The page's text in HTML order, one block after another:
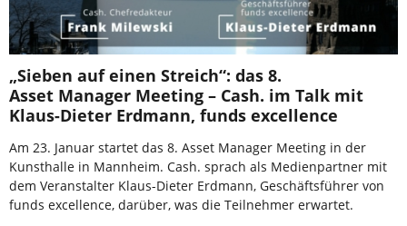
„Sieben auf einen Streich“: das 8.
Asset Manager Meeting – Cash. im Talk mit
Klaus-Dieter Erdmann, funds excellence
Am 23. Januar startet das 8. Asset Manager Meeting in der
Kunsthalle in Mannheim. Cash. sprach als Medienpartner mit
dem Veranstalter Klaus-Dieter Erdmann, Geschäftsführer von
funds excellence, darüber, was die Teilnehmer erwartet.